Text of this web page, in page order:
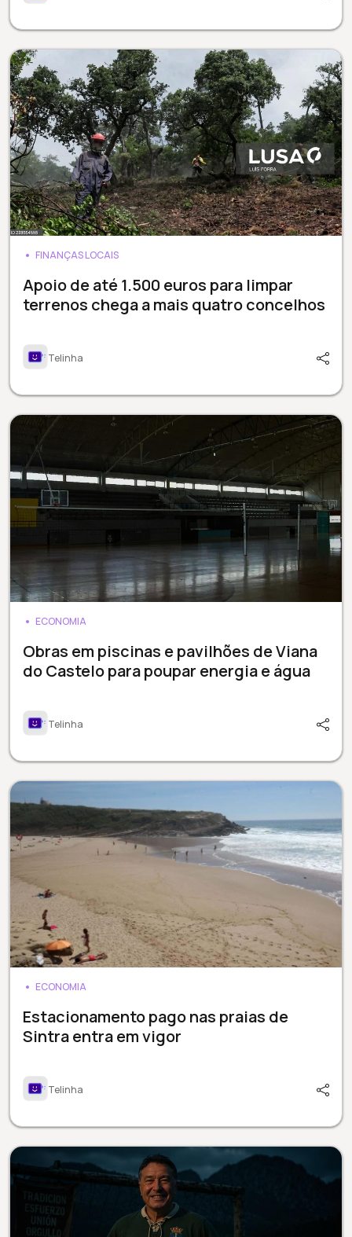
FINANÇAS LOCAIS
Apoio de até 1.500 euros para limpar
terrenos chega a mais quatro concelhos
Telinha
ECONOMIA
Obras em piscinas e pavilhões de Viana
do Castelo para poupar energia e água
Telinha
ECONOMIA
Estacionamento pago nas praias de
Sintra entra em vigor
Telinha